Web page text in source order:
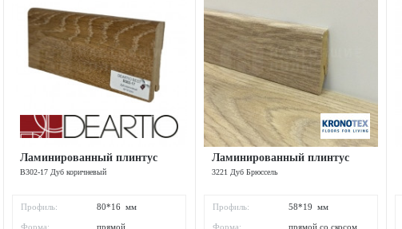
Ламинированный плинтус
B302-17 Дуб коричневый
Профиль: 80*16 мм
Форма: прямой
Ламинированный плинтус
3221 Дуб Брюссель
Профиль: 58*19 мм
Форма: прямой со скосом